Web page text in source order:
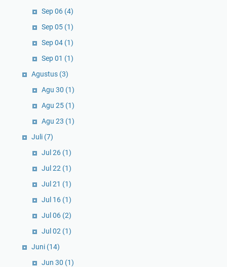
Sep 06 (4)
Sep 05 (1)
Sep 04 (1)
Sep 01 (1)
Agustus (3)
Agu 30 (1)
Agu 25 (1)
Agu 23 (1)
Juli (7)
Jul 26 (1)
Jul 22 (1)
Jul 21 (1)
Jul 16 (1)
Jul 06 (2)
Jul 02 (1)
Juni (14)
Jun 30 (1)